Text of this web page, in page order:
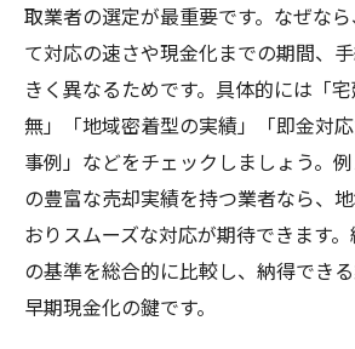
取業者の選定が最重要です。なぜな
て対応の速さや現金化までの期間、
きく異なるためです。具体的には「
無」「地域密着型の実績」「即金対
事例」などをチェックしましょう。
の豊富な売却実績を持つ業者なら、
おりスムーズな対応が期待できます
の基準を総合的に比較し、納得でき
早期現金化の鍵です。